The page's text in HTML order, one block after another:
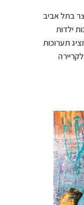
בתל אביב
ילדות
תערוכות